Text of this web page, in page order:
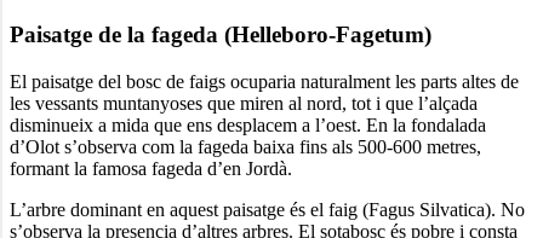
Paisatge de la fageda (Helleboro-Fagetum)
El paisatge del bosc de faigs ocuparia naturalment les parts altes de
les vessants muntanyoses que miren al nord, tot i que l’alçada
disminueix a mida que ens desplacem a l’oest. En la fondalada
d’Olot s’observa com la fageda baixa fins als 500-600 metres,
formant la famosa fageda d’en Jordà.
L’arbre dominant en aquest paisatge és el faig (Fagus Silvatica). No
s’observa la presencia d’altres arbres. El sotabosc és pobre i consta